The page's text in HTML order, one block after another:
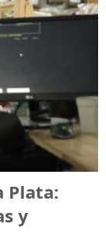
Plata:
y